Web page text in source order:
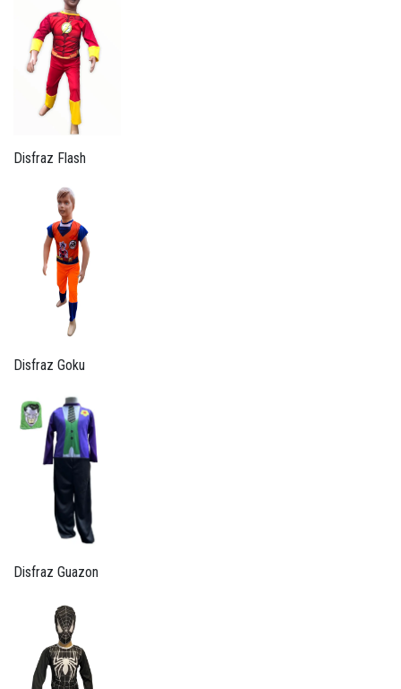
Disfraz Flash
Disfraz Goku
Disfraz Guazon